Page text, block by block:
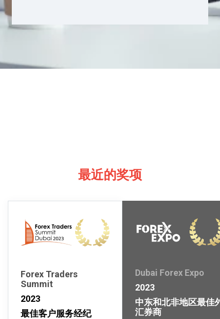
最近的奖项
Forex Traders
Summit
2023
最佳客户服务经纪
Dubai Forex Expo
2023
中东和北非地区最佳
汇券商